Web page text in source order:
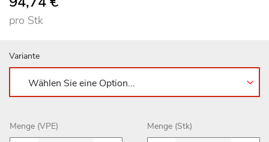
pro Stk
Variante
Menge (VPE) Menge (Stk)